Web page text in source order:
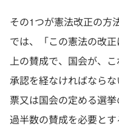
その1つが憲法改正の方
では、「この憲法の改
上の賛成で、国会が、
承認を経なければなら
票又は国会の定める選
過半数の賛成を必要とす